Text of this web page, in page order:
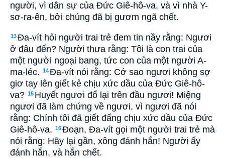
người, vì dân sự của Ðức Giê-hô-va, và vì nhà Y-
sơ-ra-ên, bởi chúng đã bị gươm ngã chết.
13Ða-vít hỏi người trai trẻ đem tin nầy rằng: Ngươi
ở đâu đến? Người thưa rằng: Tôi là con trai của
một người ngoại bang, tức con của một người A-
ma-léc. 14Ða-vít nói rằng: Cớ sao ngươi không sợ
giơ tay lên giết kẻ chịu xức dầu của Ðức Giê-hô-
va? 15 Huyết ngươi đổ lại trên đầu ngươi! Miệng
ngươi đã làm chứng về ngươi, vì ngươi đã nói
rằng: Chính tôi đã giết đấng chịu xức dầu của Ðức
Giê-hô-va. 16Ðoạn, Ða-vít gọi một người trai trẻ mà
nói rằng: Hãy lại gần, xông đánh hắn! Người ấy
đánh hắn, và hắn chết.